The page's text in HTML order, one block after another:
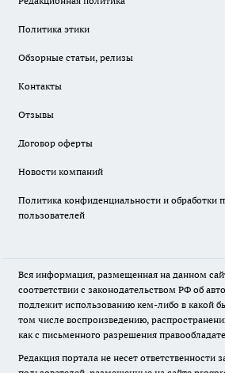
Политика этики
Обзорные статьи, релизы
Контакты
Отзывы
Договор оферты
Новости компаний
Политика конфиденциальности и обработки
пользователей
Вся информация, размещенная на данном
соответствии с законодательством РФ об
подлежит использованию кем-либо в какой
том числе воспроизведению,
как с письменного разрешения
Редакция портала не несет ответственности